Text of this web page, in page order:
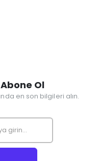
Ol
en son bilgileri alın.